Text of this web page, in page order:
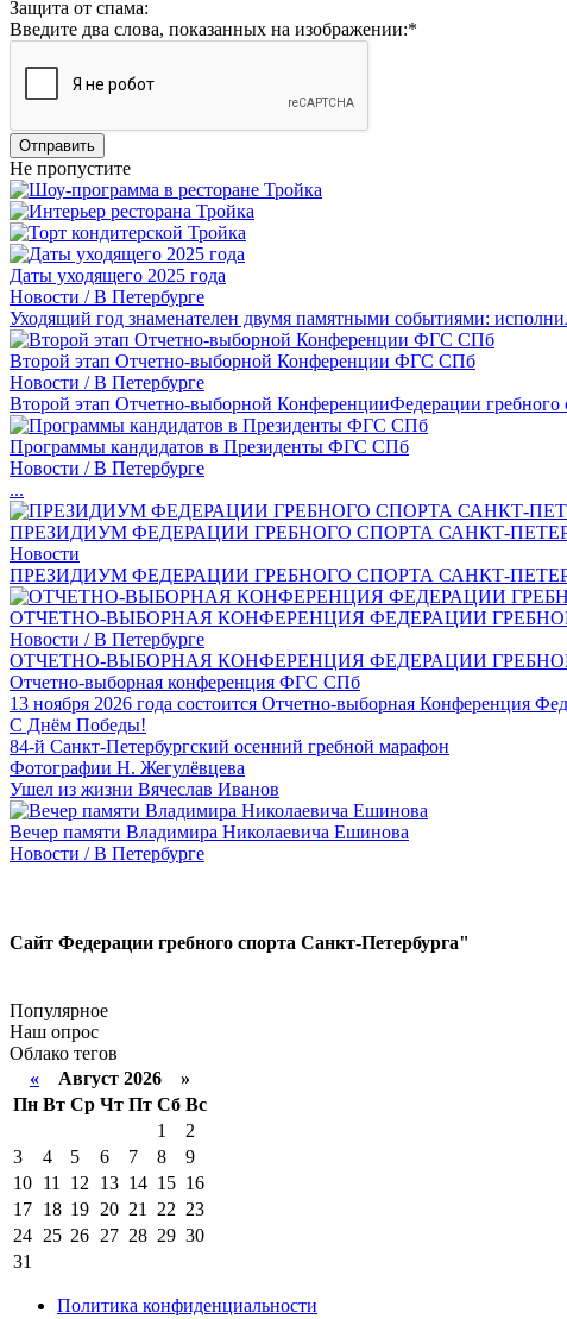
Защита от спама:
Введите два слова, показанных на изображении:*
Отправить
Не пропустите
Даты уходящего 2025 года
Новости / В Петербурге
Уходящий год знаменателен двумя памятными событиями:
Второй этап Отчетно-выборной Конференции ФГС СПб
Новости / В Петербурге
Второй этап Отчетно-выборной КонференцииФедерации гребного
Программы кандидатов в Президенты ФГС СПб
Новости / В Петербурге
...
ПРЕЗИДИУМ ФЕДЕРАЦИИ ГРЕБНОГО СПОРТА САНКТ-
Новости
ПРЕЗИДИУМ ФЕДЕРАЦИИ ГРЕБНОГО СПОРТА САНКТ-
ОТЧЕТНО-ВЫБОРНАЯ КОНФЕРЕНЦИЯ ФЕДЕРАЦИИ
Новости / В Петербурге
ОТЧЕТНО-ВЫБОРНАЯ КОНФЕРЕНЦИЯ ФЕДЕРАЦИИ
Отчетно-выборная конференция ФГС СПб
13 ноября 2026 года состоится Отчетно-выборная Конференция
С Днём Победы!
84-й Санкт-Петербургский осенний гребной марафон
Фотографии Н. Жегулёвцева
Ушел из жизни Вячеслав Иванов
Вечер памяти Владимира Николаевича Ешинова
Новости / В Петербурге
Сайт Федерации гребного спорта Санкт-Петербурга"
Популярное
Наш опрос
Облако тегов
« Август 2026 »
Пн Вт Ср Чт Пт Сб Вс
1
2
3
4 5 6 7 8
9
10 11 12 13 14 15 16
17 18 19 20 21 22 23
24 25 26 27 28 29 30
31
Политика конфиденциальности